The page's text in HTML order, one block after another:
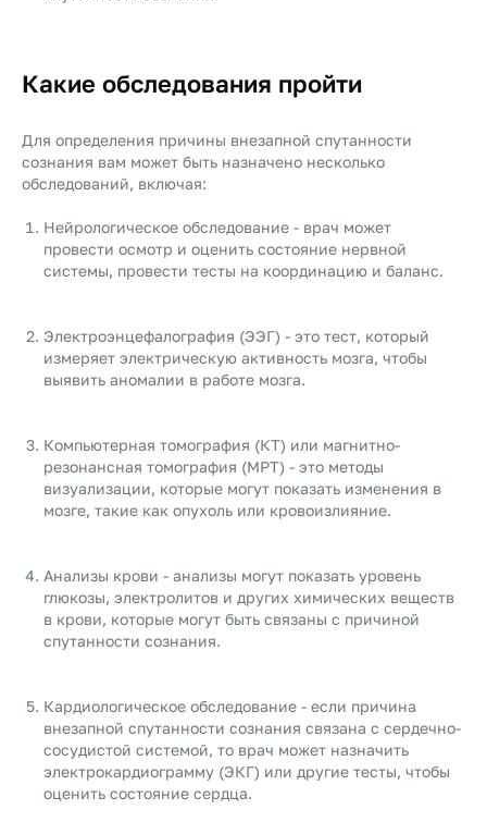
Какие обследования пройти
Для определения причины внезапной спутанности
сознания вам может быть назначено несколько
обследований, включая:
Нейрологическое обследование - врач может
провести осмотр и оценить состояние нервной
системы, провести тесты на координацию и баланс.
Электроэнцефалография (ЭЭГ) - это тест, который
измеряет электрическую активность мозга, чтобы
выявить аномалии в работе мозга.
Компьютерная томография (КТ) или магнитно-
резонансная томография (МРТ) - это методы
визуализации, которые могут показать изменения в
мозге, такие как опухоль или кровоизлияние.
Анализы крови - анализы могут показать уровень
глюкозы, электролитов и других химических веществ
в крови, которые могут быть связаны с причиной
спутанности сознания.
Кардиологическое обследование - если причина
внезапной спутанности сознания связана с сердечно-
сосудистой системой, то врач может назначить
электрокардиограмму (ЭКГ) или другие тесты, чтобы
оценить состояние сердца.